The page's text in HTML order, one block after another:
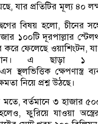
যার প্রতিটির মূল্য ৪০
বিষয় হলো, চীনের
১০০টি দূরপাল্লার
করে ফেলেছে ওয়াশিংটন,
এ ছাড়া ১
স্থলভিত্তিক ক্ষেপণাস্ত্র
নিয়ে প্রশ্ন উঠছে।
মতে, বর্তমানে ৩ হাজার
ফুরিয়ে যাওয়া